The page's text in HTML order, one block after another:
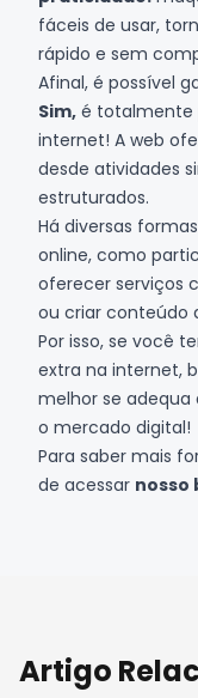
fáceis de usar,
rápido e sem
Afinal, é possível
Sim, é totalmente
internet! A web
desde atividades
estruturados.
Há diversas
online, como
oferecer serviços
ou criar conteúdo
Por isso, se você
extra na internet,
melhor se adequa
o mercado digital!
Para saber mais
de acessar nosso
Artigo